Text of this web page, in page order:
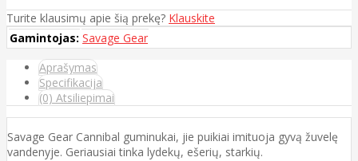
Turite klausimų apie šią prekę? Klauskite
Gamintojas: Savage Gear
Aprašymas
Specifikacija
(0) Atsiliepimai
Savage Gear Cannibal guminukai, jie puikiai imituoja gyvą žuvelę
vandenyje. Geriausiai tinka lydekų, ešerių, starkių.